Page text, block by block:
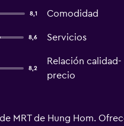
8,1 Comodidad
8,6 Servicios
8,2
Relación calidad-
precio
MRT de Hung Hom.